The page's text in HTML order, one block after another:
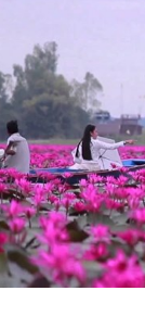
.
più mistici del